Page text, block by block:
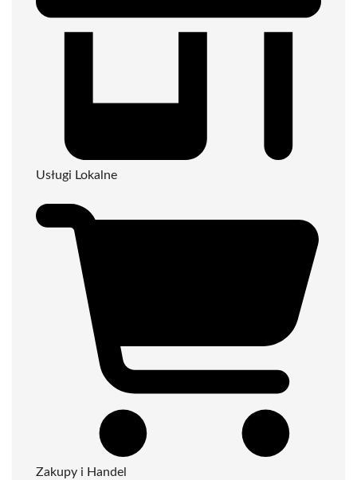
Usługi Lokalne
Zakupy i Handel